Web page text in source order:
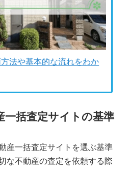
法や基本的な流れをわか
一括査定サイトの基準
産一括査定サイトを選ぶ基準
な不動産の査定を依頼する際